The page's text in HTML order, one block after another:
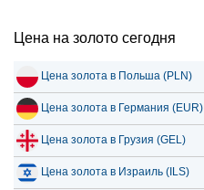
Цена на золото сегодня
Цена золота в Польша (PLN)
Цена золота в Германия (EUR)
Цена золота в Грузия (GEL)
Цена золота в Израиль (ILS)